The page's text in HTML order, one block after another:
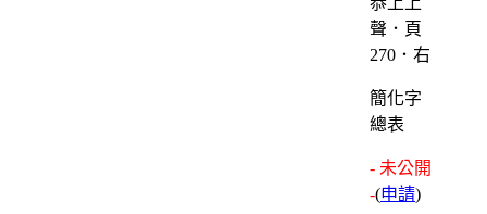
聲．頁
270．右
簡化字
總表
- 未公開
-(申請)